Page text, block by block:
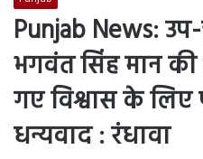
Punjab News:
भगवंत सिंह मान
गए विश्वास के
धन्यवाद : रंधावा